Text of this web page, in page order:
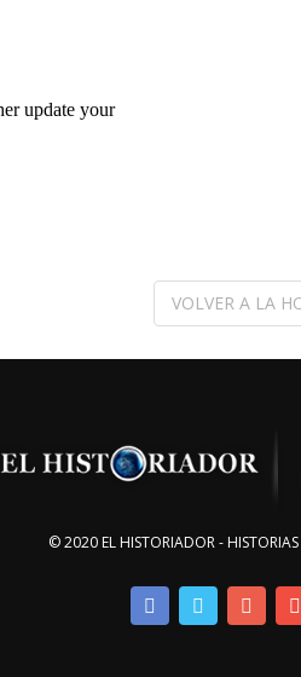
VOLVER A LA
© 2020 EL HISTORIADOR -